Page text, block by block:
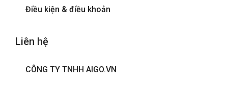
Điều kiện & điều khoản
Liên hệ
CÔNG TY TNHH AIGO.VN